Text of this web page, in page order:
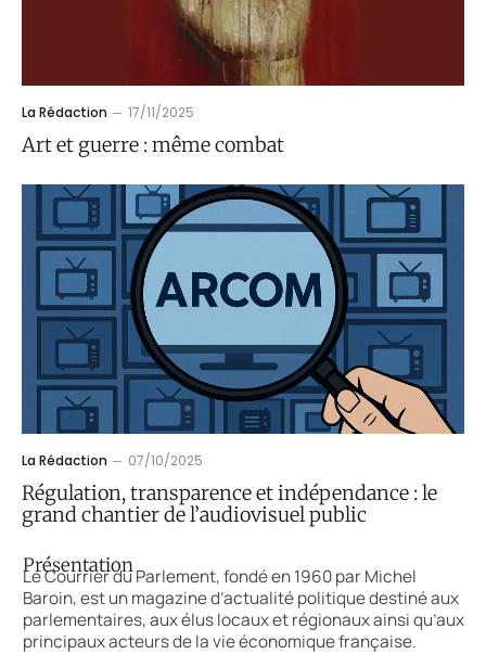
La Rédaction 17/11/2025
Art et guerre : même combat
La Rédaction 07/10/2025
Régulation, transparence et indépendance : le
grand chantier de l’audiovisuel public
Présentation
Le Courrier du Parlement, fondé en 1960 par Michel
Baroin, est un magazine d’actualité politique destiné aux
parlementaires, aux élus locaux et régionaux ainsi qu’aux
principaux acteurs de la vie économique française.